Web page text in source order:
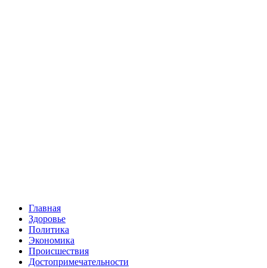
Главная
Здоровье
Политика
Экономика
Происшествия
Достопримечательности